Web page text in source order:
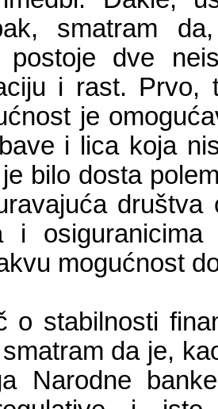
smatram
postoje dve
i rast. Prvo,
je
i lica koja
bilo dosta
društva
i
mogućnost
o stabilnosti
da je,
Narodne